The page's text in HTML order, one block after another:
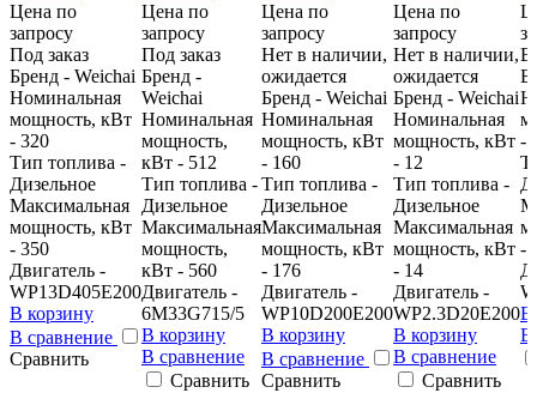
Цена по
запросу
Под заказ
Бренд - Weichai
Номинальная
мощность, кВт
- 320
Тип топлива -
Дизельное
Максимальная
мощность, кВт
- 350
Двигатель -
WP13D405E200
В корзину
В сравнение
Сравнить
Цена по
запросу
Под заказ
Бренд -
Weichai
Номинальная
мощность,
кВт - 512
Тип топлива -
Дизельное
Максимальная
мощность,
кВт - 560
Двигатель -
6M33G715/5
В корзину
В сравнение
Сравнить
Цена по
запросу
Нет в наличии,
ожидается
Бренд - Weichai
Номинальная
мощность, кВт
- 160
Тип топлива -
Дизельное
Максимальная
мощность, кВт
- 176
Двигатель -
WP10D200E200
В корзину
В сравнение
Сравнить
Цена по
запросу
Нет в наличии,
ожидается
Бренд - Weichai
Номинальная
мощность, кВт
- 12
Тип топлива -
Дизельное
Максимальная
мощность, кВт
- 14
Двигатель -
WP2.3D20E200
В корзину
В сравнение
Сравнить
В
-
-
В
В